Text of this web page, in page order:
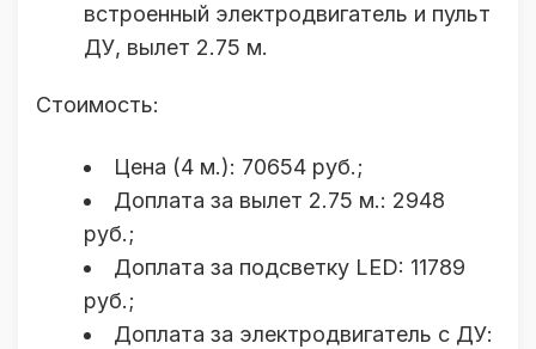
встроенный электродвигатель и пульт
ДУ, вылет 2.75 м.
Стоимость:
Цена (4 м.): 70654 руб.;
Доплата за вылет 2.75 м.: 2948
руб.;
Доплата за подсветку LED: 11789
руб.;
Доплата за электродвигатель с ДУ: